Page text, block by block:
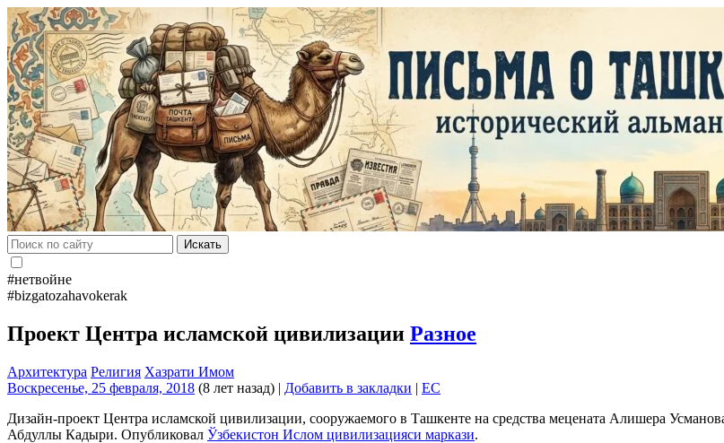
Искать
#нетвойне
#bizgatozahavokerak
Проект Центра исламской цивилизации Разное
Архитектура Религия Хазрати Имом
Воскресенье, 25 февраля, 2018 (8 лет назад) | Добавить в закладки | EC
Дизайн-проект Центра исламской цивилизации, сооружаемого в Ташкенте на средства мецената Алишера
Абдуллы Кадыри. Опубликовал Ўзбекистон Ислом цивилизацияси маркази.